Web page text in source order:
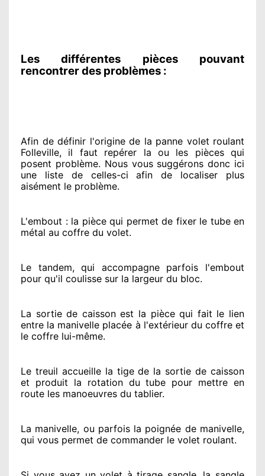
Les différentes pièces pouvant
rencontrer des problèmes :
Afin de définir l'originede la panne volet roulant
Folleville, il faut repérer la ou les pièces qui
posent problème. Nous vous suggérons donc ici
une liste de celles-ci afin de localiser plus
aisément le problème.
L'embout : la pièce qui permet de fixer le tube en
métal au coffre du volet.
Le tandem, qui accompagne parfois l'embout
pour qu'il coulisse sur la largeur du bloc.
La sortie de caisson est la pièce qui fait le lien
entre la manivelle placée à l'extérieurdu coffre et
le coffre lui-même.
Le treuil accueille la tige de la sortie de caisson
et produit la rotation du tube pour mettre en
route les manoeuvres du tablier.
La manivelle, ou parfois la poignée de manivelle,
qui vous permet de commander le volet roulant.